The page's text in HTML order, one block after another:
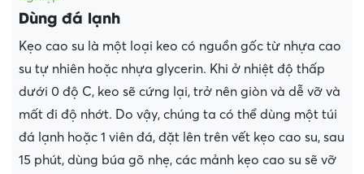
Dùng đá lạnh
Kẹo cao su là một loại keo có nguồn gốc từ nhựa cao
su tự nhiên hoặc nhựa glycerin. Khi ở nhiệt độ thấp
dưới 0 độ C, keo sẽ cứng lại, trở nên giòn và dễ vỡ và
mất đi độ nhớt. Do vậy, chúng ta có thể dùng một túi
đá lạnh hoặc 1 viên đá, đặt lên trên vết kẹo cao su, sau
15 phút, dùng búa gõ nhẹ, các mảnh kẹo cao su sẽ vỡ